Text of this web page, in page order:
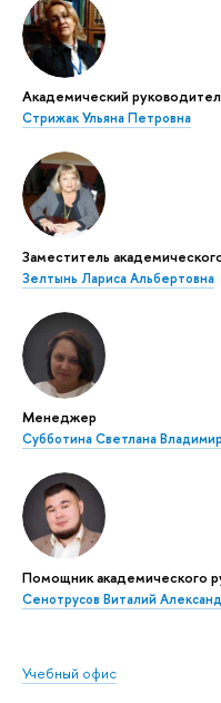
Академический
Стрижак Ульяна Петровна
Заместитель
Зелтынь Лариса Альбертовна
Менеджер
Субботина Светлана
Помощник академического
Сенотрусов Виталий
Учебный офис